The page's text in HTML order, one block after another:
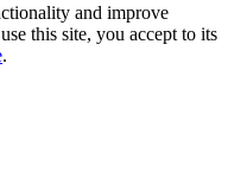
and improve
this site, you accept to its
.